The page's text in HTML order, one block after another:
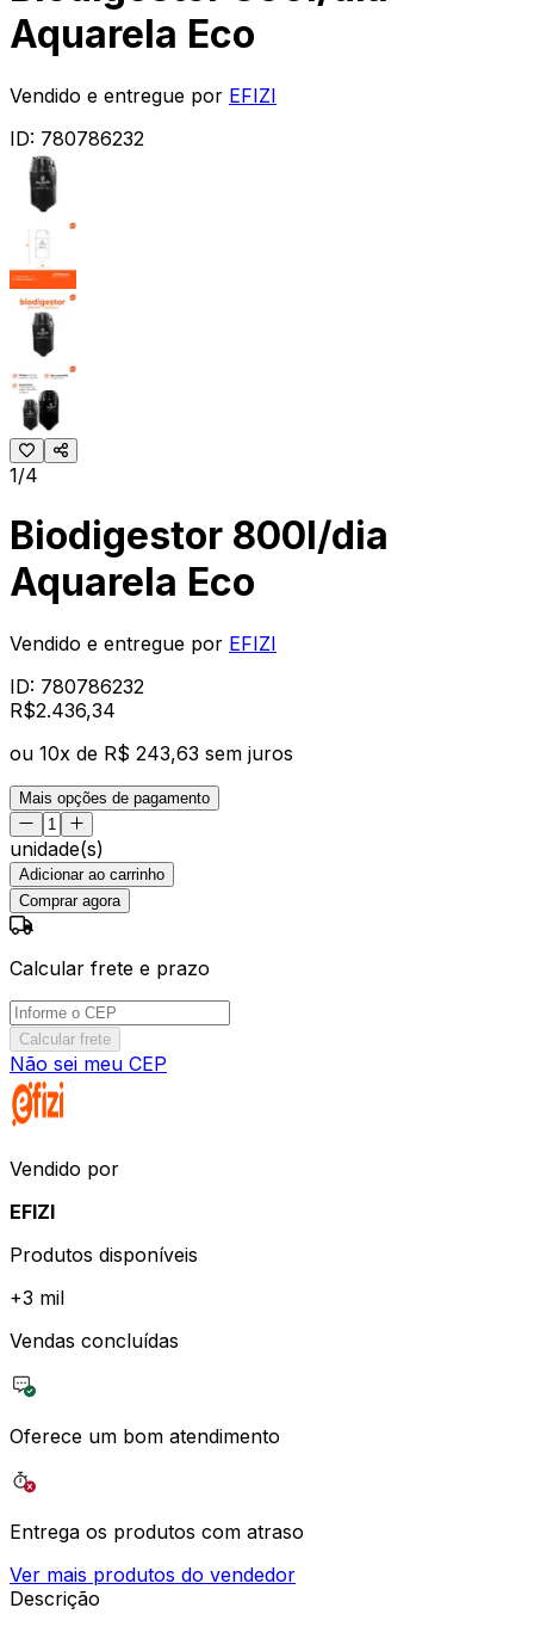
Aquarela Eco
Vendido e entregue por EFIZI
ID: 780786232
1/4
Biodigestor 800l/dia
Aquarela Eco
Vendido e entregue por EFIZI
ID: 780786232
R$2.436,34
ou 10x de R$ 243,63 sem juros
Mais opções de pagamento
unidade(s)
Adicionar ao carrinho
Comprar agora
Calcular frete e prazo
Calcular frete
Não sei meu CEP
Vendido por
EFIZI
Produtos disponíveis
+3 mil
Vendas concluídas
Oferece um bom atendimento
Entrega os produtos com atraso
Ver mais produtos do vendedor
Descrição